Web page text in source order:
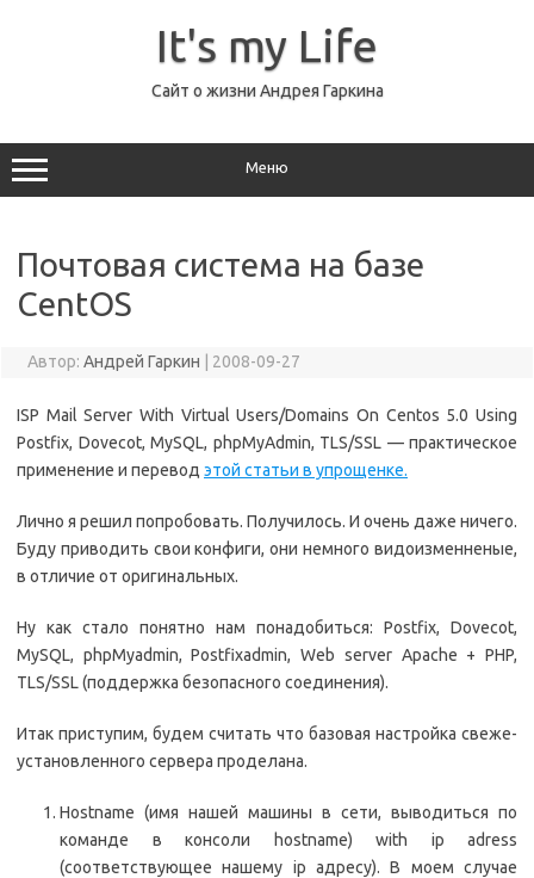
It's my Life
Сайт о жизни Андрея Гаркина
Меню
Почтовая система на базе
CentOS
Автор: Андрей Гаркин 2008-09-27
ISP Mail Server With Virtual Users/Domains On Centos 5.0 Using
Postfix, Dovecot, MySQL, phpMyAdmin, TLS/SSL — практическое
применение и перевод этой статьи в упрощенке.
Лично я решил попробовать. Получилось. И очень даже ничего.
Буду приводить свои конфиги, они немного видоизменненые,
в отличие от оригинальных.
Ну как стало понятно нам понадобиться: Postfix, Dovecot,
MySQL, phpMyadmin, Postfixadmin, Web server Apache + PHP,
TLS/SSL (поддержка безопасного соединения).
Итак приступим, будем считать что базовая настройка свеже-
установленного сервера проделана.
Hostname (имя нашей машины в сети, выводиться по
команде в консоли hostname) with ip adress
(соответствующее нашему ip адресу). В моем случае